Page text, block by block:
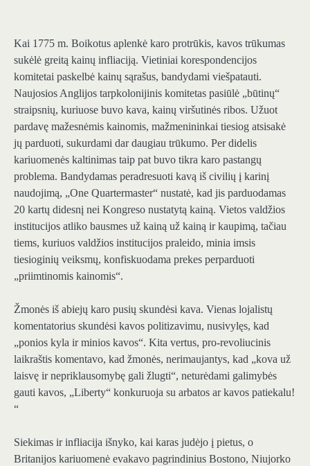
Kai 1775 m. Boikotus aplenkė karo protrūkis, kavos trūkumas
sukėlė greitą kainų infliaciją. Vietiniai korespondencijos
komitetai paskelbė kainų sąrašus, bandydami viešpatauti.
Naujosios Anglijos tarpkolonijinis komitetas pasiūlė „būtinų“
straipsnių, kuriuose buvo kava, kainų viršutinės ribos. Užuot
pardavę mažesnėmis kainomis, mažmenininkai tiesiog atsisakė
jų parduoti, sukurdami dar daugiau trūkumo. Per didelis
kariuomenės kaltinimas taip pat buvo tikra karo pastangų
problema. Bandydamas peradresuoti kavą iš civilių į karinį
naudojimą, „One Quartermaster“ nustatė, kad jis parduodamas
20 kartų didesnį nei Kongreso nustatytą kainą. Vietos valdžios
institucijos atliko bausmes už kainą už kainą ir kaupimą, tačiau
tiems, kuriuos valdžios institucijos praleido, minia imsis
tiesioginių veiksmų, konfiskuodama prekes perparduoti
„priimtinomis kainomis“.
Žmonės iš abiejų karo pusių skundėsi kava. Vienas lojalistų
komentatorius skundėsi kavos politizavimu, nusivylęs, kad
„ponios kyla ir minios kavos“. Kita vertus, pro-revoliucinis
laikraštis komentavo, kad žmonės, nerimaujantys, kad „kova už
laisvę ir nepriklausomybę gali žlugti“, neturėdami galimybės
gauti kavos, „Liberty“ konkuruoja su arbatos ar kavos patiekalu!
“
Siekimas ir infliacija išnyko, kai karas judėjo į pietus, o
Britanijos kariuomenė evakavo pagrindinius Bostono, Niujorko